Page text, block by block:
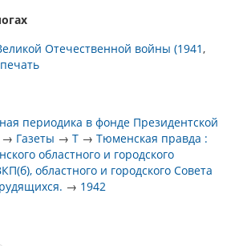
Отечественной войны (1941
периодика в фонде Президентской
→ Газеты →Т →Тюменская правда :
областного и городского
областного и городского Совета
→ 1942